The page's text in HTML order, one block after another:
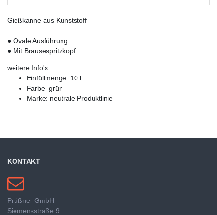
Gießkanne aus Kunststoff
● Ovale Ausführung
● Mit Brausespritzkopf
weitere Info's:
Einfüllmenge: 10 l
Farbe: grün
Marke: neutrale Produktlinie
KONTAKT
Prüßner GmbH
Siemensstraße 9